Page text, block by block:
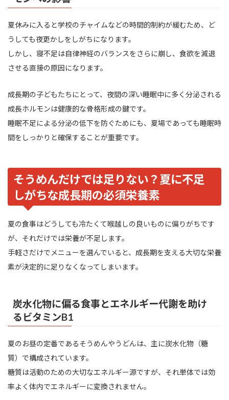
夏休みに入ると学校のチャイムなどの時間的制約が緩むため、ど
うしても夜更かしをしがちになります。
しかし、寝不足は自律神経のバランスをさらに崩し、食欲を減退
させる直接の原因になります。
成長期の子どもたちにとって、夜間の深い睡眠中に多く分泌される
成長ホルモンは健康的な骨格形成の鍵です。
睡眠不足による分泌の低下を防ぐためにも、夏場であっても睡眠時
間をしっかりと確保することが重要です。
そうめんだけでは足りない？夏に不足
しがちな成長期の必須栄養素
夏の食事はどうしても冷たくて喉越しの良いものに偏りがちです
が、それだけでは栄養が不足します。
手軽さだけでメニューを選んでいると、成長期を支える大切な栄養
素が決定的に足りなくなってしまいます。
炭水化物に偏る食事とエネルギー代謝を助け
るビタミンB1
夏のお昼の定番であるそうめんやうどんは、主に炭水化物（糖
質）で構成されています。
糖質は活動のための大切なエネルギー源ですが、それ単体では効
率よく体内でエネルギーに変換されません。